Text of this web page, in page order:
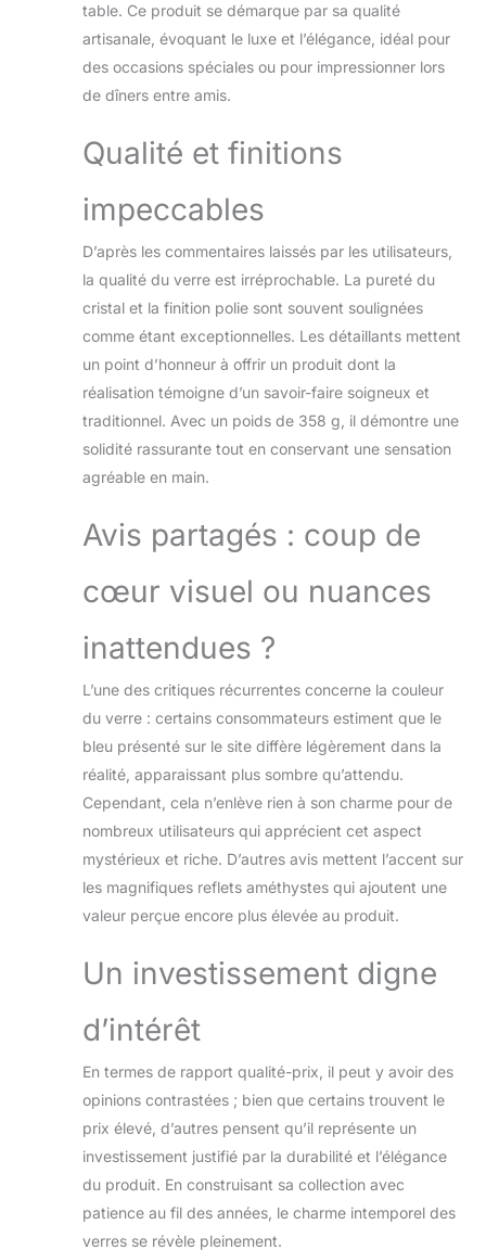
table. Ce produit se démarque par sa qualité
artisanale, évoquant le luxe et l’élégance, idéal pour
des occasions spéciales ou pour impressionner lors
de dîners entre amis.
Qualité et finitions
impeccables
D’après les commentaires laissés par les utilisateurs,
la qualité du verre est irréprochable. La pureté du
cristal et la finition polie sont souvent soulignées
comme étant exceptionnelles. Les détaillants mettent
un point d’honneur à offrir un produit dont la
réalisation témoigne d’un savoir-faire soigneux et
traditionnel. Avec un poids de 358 g, il démontre une
solidité rassurante tout en conservant une sensation
agréable en main.
Avis partagés : coup de
cœur visuel ou nuances
inattendues ?
L’une des critiques récurrentes concerne la couleur
du verre : certains consommateurs estiment que le
bleu présenté sur le site diffère légèrement dans la
réalité, apparaissant plus sombre qu’attendu.
Cependant, cela n’enlève rien à son charme pour de
nombreux utilisateurs qui apprécient cet aspect
mystérieux et riche. D’autres avis mettent l’accent sur
les magnifiques reflets améthystes qui ajoutent une
valeur perçue encore plus élevée au produit.
Un investissement digne
d’intérêt
En termes de rapport qualité-prix, il peut y avoir des
opinions contrastées ; bien que certains trouvent le
prix élevé, d’autres pensent qu’il représente un
investissement justifié par la durabilité et l’élégance
du produit. En construisant sa collection avec
patience au fil des années, le charme intemporel des
verres se révèle pleinement.